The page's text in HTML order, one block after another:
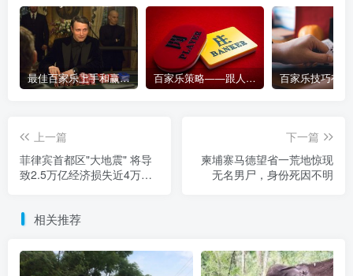
最佳百家乐上手和赢钱指南 – 终极版 百家乐策略——跟人胜过跟路
上一篇
菲律宾首都区"大地震" 将导
致2.5万亿经济损失近4万人
下一篇
柬埔寨马德望省一荒地惊现
无名男尸，身份死因不明
相关推荐